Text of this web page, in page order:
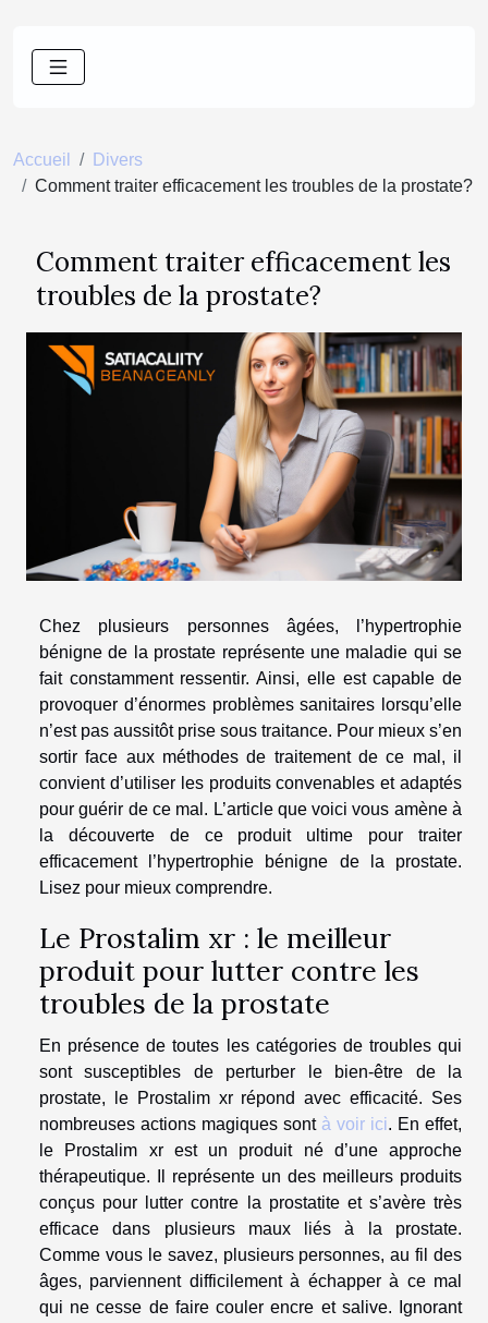
Accueil
Divers
Comment traiter efficacement les troubles de la prostate?
Comment traiter efficacement les
troubles de la prostate?
Chez plusieurs personnes âgées, l’hypertrophie
bénigne de la prostate représente une maladie qui se
fait constamment ressentir. Ainsi, elle est capable de
provoquer d’énormes problèmes sanitaires lorsqu’elle
n’est pas aussitôt prise sous traitance. Pour mieux s’en
sortir face aux méthodes de traitement de ce mal, il
convient d’utiliser les produits convenables et adaptés
pour guérir de ce mal. L’article que voici vous amène à
la découverte de ce produit ultime pour traiter
efficacement l’hypertrophie bénigne de la prostate.
Lisez pour mieux comprendre.
Le Prostalim xr : le meilleur
produit pour lutter contre les
troubles de la prostate
En présence de toutes les catégories de troubles qui
sont susceptibles de perturber le bien-être de la
prostate, le Prostalim xr répond avec efficacité. Ses
nombreuses actions magiques sont à voir ici. En effet,
le Prostalim xr est un produit né d’une approche
thérapeutique. Il représente un des meilleurs produits
conçus pour lutter contre la prostatite et s’avère très
efficace dans plusieurs maux liés à la prostate.
Comme vous le savez, plusieurs personnes, au fil des
âges, parviennent difficilement à échapper à ce mal
qui ne cesse de faire couler encre et salive. Ignorant